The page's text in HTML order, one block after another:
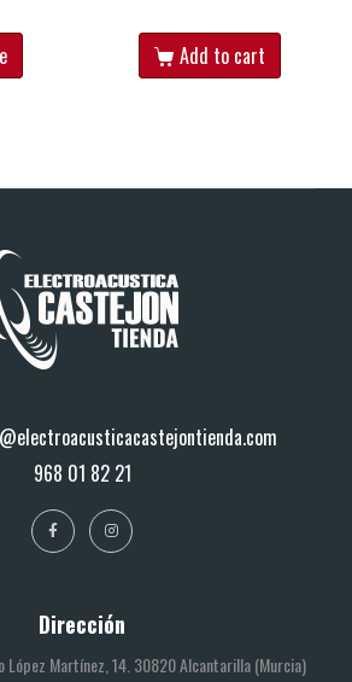
Add to cart
968 01 82 21
Dirección
López Martínez, 14. 30820 Alcantarilla (Murcia)